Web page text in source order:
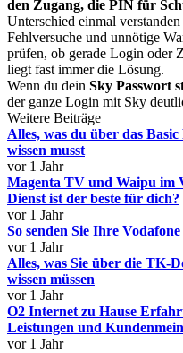
den Zugang, die PIN für
Unterschied einmal
Fehlversuche und unnötige
prüfen, ob gerade Login oder
liegt fast immer die Lösung.
Wenn du dein Sky Passwort
der ganze Login mit Sky
Weitere Beiträge
Alles, was du über das
wissen musst
vor 1 Jahr
Magenta TV und Waipu im
Dienst ist der beste für dich?
vor 1 Jahr
So senden Sie Ihre
vor 1 Jahr
Alles, was Sie über die TK-
wissen müssen
vor 1 Jahr
O2 Internet zu Hause
Leistungen und
vor 1 Jahr